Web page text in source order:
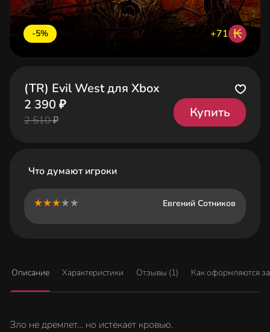
-5% +71 ₭
(TR) Evil West для Xbox
2 390 ₽
2 510 ₽
Купить
Что думают игроки
Евгений Сотников
Описание Характеристики Отзывы (1) Как оформляются
Зло не дремлет… но истекает кровью.